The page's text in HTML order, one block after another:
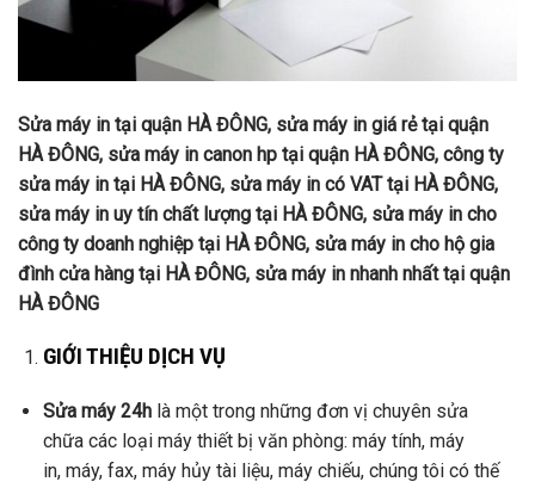
Sửa máy in tại quận HÀ ĐÔNG, sửa máy in giá rẻ tại quận
HÀ ĐÔNG, sửa máy in canon hp tại quận HÀ ĐÔNG, công ty
sửa máy in tại HÀ ĐÔNG, sửa máy in có VAT tại HÀ ĐÔNG,
sửa máy in uy tín chất lượng tại HÀ ĐÔNG, sửa máy in cho
công ty doanh nghiệp tại HÀ ĐÔNG, sửa máy in cho hộ gia
đình cửa hàng tại HÀ ĐÔNG, sửa máy in nhanh nhất tại quận
HÀ ĐÔNG
GIỚI THIỆU DỊCH VỤ
Sửa máy 24h là một trong những đơn vị chuyên sửa
chữa các loại máy thiết bị văn phòng: máy tính, máy
in, máy, fax, máy hủy tài liệu, máy chiếu, chúng tôi có thế